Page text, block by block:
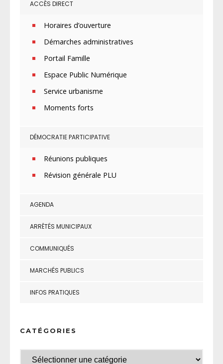
ACCÈS DIRECT
Horaires d’ouverture
Démarches administratives
Portail Famille
Espace Public Numérique
Service urbanisme
Moments forts
DÉMOCRATIE PARTICIPATIVE
Réunions publiques
Révision générale PLU
AGENDA
ARRÊTÉS MUNICIPAUX
COMMUNIQUÉS
MARCHÉS PUBLICS
INFOS PRATIQUES
CATÉGORIES